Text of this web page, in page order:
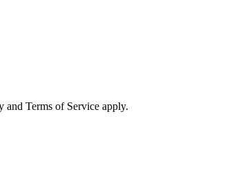
Terms of Service apply.